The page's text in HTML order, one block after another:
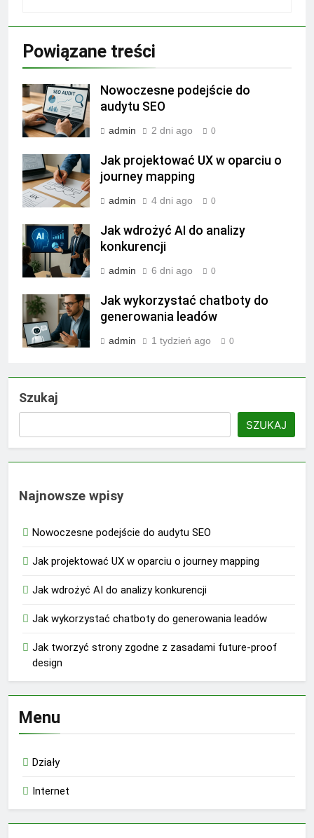
Powiązane treści
Nowoczesne podejście do
audytu SEO
admin 2 dni ago 0
Jak projektować UX w oparciu o
journey mapping
admin 4 dni ago 0
Jak wdrożyć AI do analizy
konkurencji
admin 6 dni ago 0
Jak wykorzystać chatboty do
generowania leadów
admin 1 tydzień ago 0
Szukaj
SZUKAJ
Najnowsze wpisy
Nowoczesne podejście do audytu SEO
Jak projektować UX w oparciu o journey mapping
Jak wdrożyć AI do analizy konkurencji
Jak wykorzystać chatboty do generowania leadów
Jak tworzyć strony zgodne z zasadami future-proof
design
Menu
Działy
Internet